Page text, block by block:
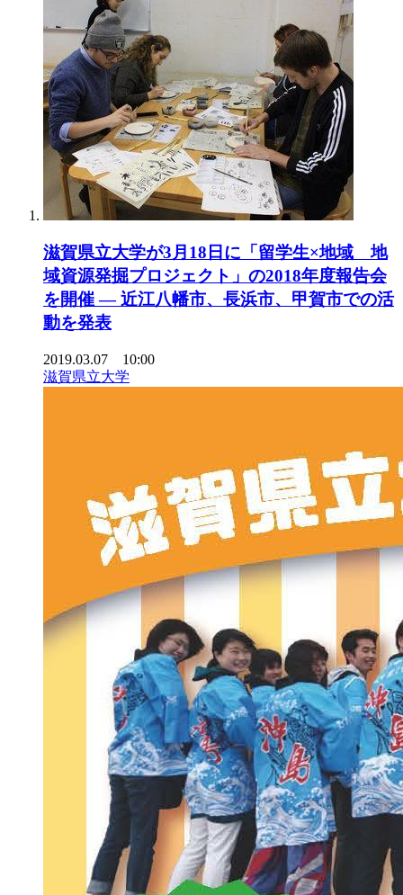
滋賀県立大学が3月18日に「留学生×地域 地
域資源発掘プロジェクト」の2018年度報告会
を開催 — 近江八幡市、長浜市、甲賀市での活
動を発表
2019.03.07 10:00
滋賀県立大学